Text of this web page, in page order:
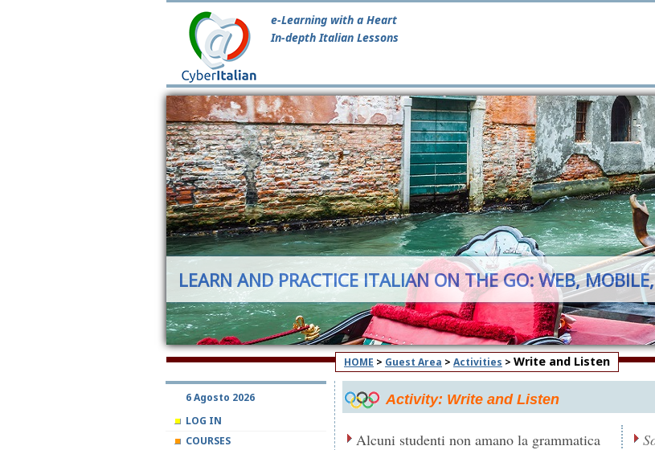
e-Learning with a Heart
In-depth Italian Lessons
LEARN AND PRACTICE ITALIAN ON THE GO: WEB,
HOME > Guest Area > Activities > Write and Listen
Activity: Write and Listen
Alcuni studenti non amano la grammatica
6 Agosto 2026
LOG IN
COURSES